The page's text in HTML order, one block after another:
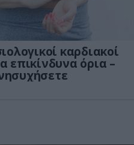
καρδιακοί
επικίνδυνα όρια –